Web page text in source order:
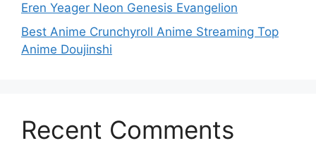
Eren Yeager Neon Genesis Evangelion
Best Anime Crunchyroll Anime Streaming Top
Anime Doujinshi
Recent Comments